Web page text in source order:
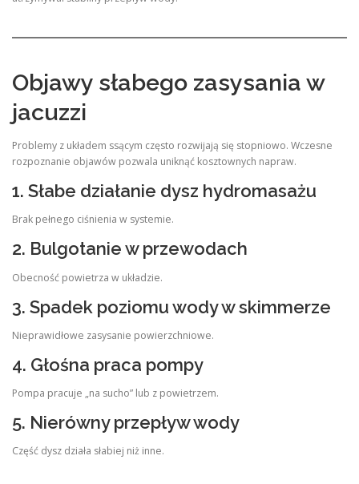
Objawy słabego zasysania w
jacuzzi
Problemy z układem ssącym często rozwijają się stopniowo. Wczesne
rozpoznanie objawów pozwala uniknąć kosztownych napraw.
1. Słabe działanie dysz hydromasażu
Brak pełnego ciśnienia w systemie.
2. Bulgotanie w przewodach
Obecność powietrza w układzie.
3. Spadek poziomu wody w skimmerze
Nieprawidłowe zasysanie powierzchniowe.
4. Głośna praca pompy
Pompa pracuje „na sucho” lub z powietrzem.
5. Nierówny przepływ wody
Część dysz działa słabiej niż inne.